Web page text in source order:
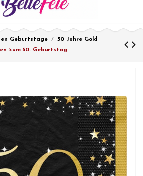
Geburtstage
50 Jahre Gold
zum 50. Geburtstag